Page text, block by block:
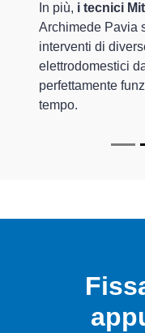
In più, i tecnici
Archimede Pavia
interventi di
elettrodomestici
perfettamente
tempo.